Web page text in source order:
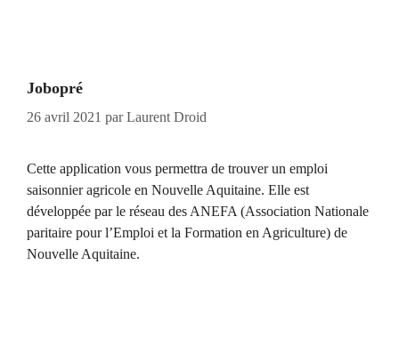
Jobopré
26 avril 2021 parLaurent Droid
Cette application vous permettra de trouver un emploi
saisonnier agricole en Nouvelle Aquitaine. Elle est
développée par le réseau des ANEFA (Association Nationale
paritaire pour l’Emploi et la Formation en Agriculture) de
Nouvelle Aquitaine.